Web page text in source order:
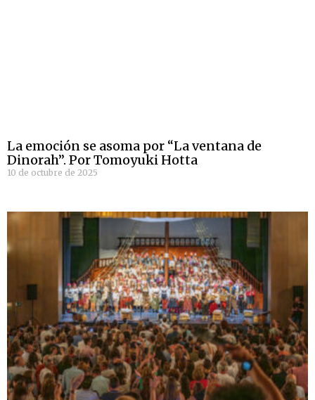
La emoción se asoma por “La ventana de
Dinorah”. Por Tomoyuki Hotta
10 de octubre de 2025